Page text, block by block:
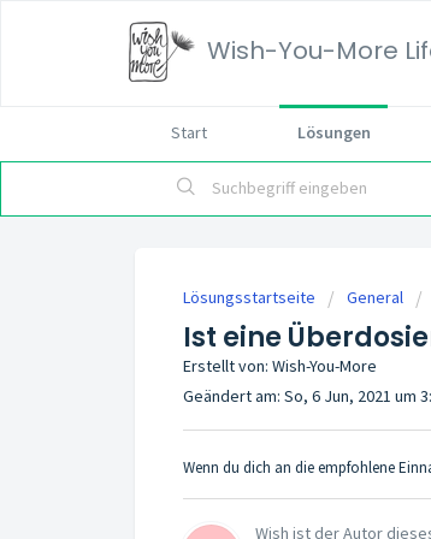
Wish-You-More
Start Lösungen
Lösungsstartseite General
Ist eine
Erstellt von: Wish-You-More
Geändert am: So, 6 Jun, 2021 um
Wenn du dich an die empfohlene
Wish ist der Autor